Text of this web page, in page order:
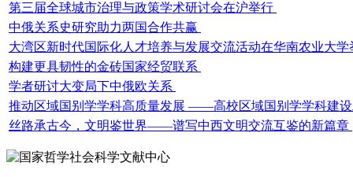
第三届全球城市治理与政策学术研讨会在沪举行
中俄关系史研究助力两国合作共赢
大湾区新时代国际化人才培养与发展交流活动在华南农业大
构建更具韧性的金砖国家经贸联系
学者研讨大变局下中俄欧关系
推动区域国别学学科高质量发展 ——高校区域国别学学科建
丝路承古今，文明鉴世界——谱写中西文明交流互鉴的新篇章